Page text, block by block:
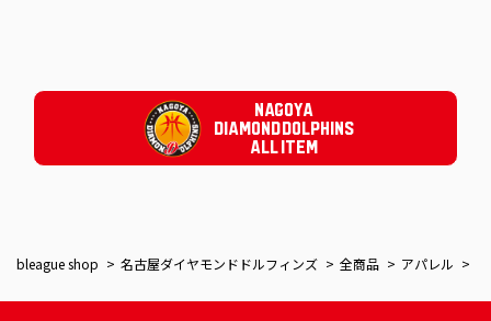
NAGOYA
DIAMOND DOLPHINS
ALL ITEM
bleague shop 名古屋ダイヤモンドドルフィンズ 全商品 アパレル